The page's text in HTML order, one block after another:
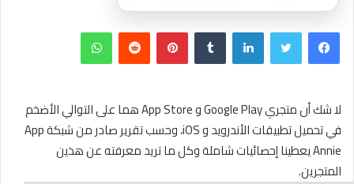
فيسبوكتويتر لينكدإن بينتيريست واتساب
لا شك أن متجري Google Play و App Store هما على التوالي الأضخم
في تحميل تطبيقات الأندرويد و iOS، وحسب تقرير صادر من شبكة App
Annie يعطينا إحصائيات شاملة وكل ما تريد معرفته عن هذين
المتجرين.